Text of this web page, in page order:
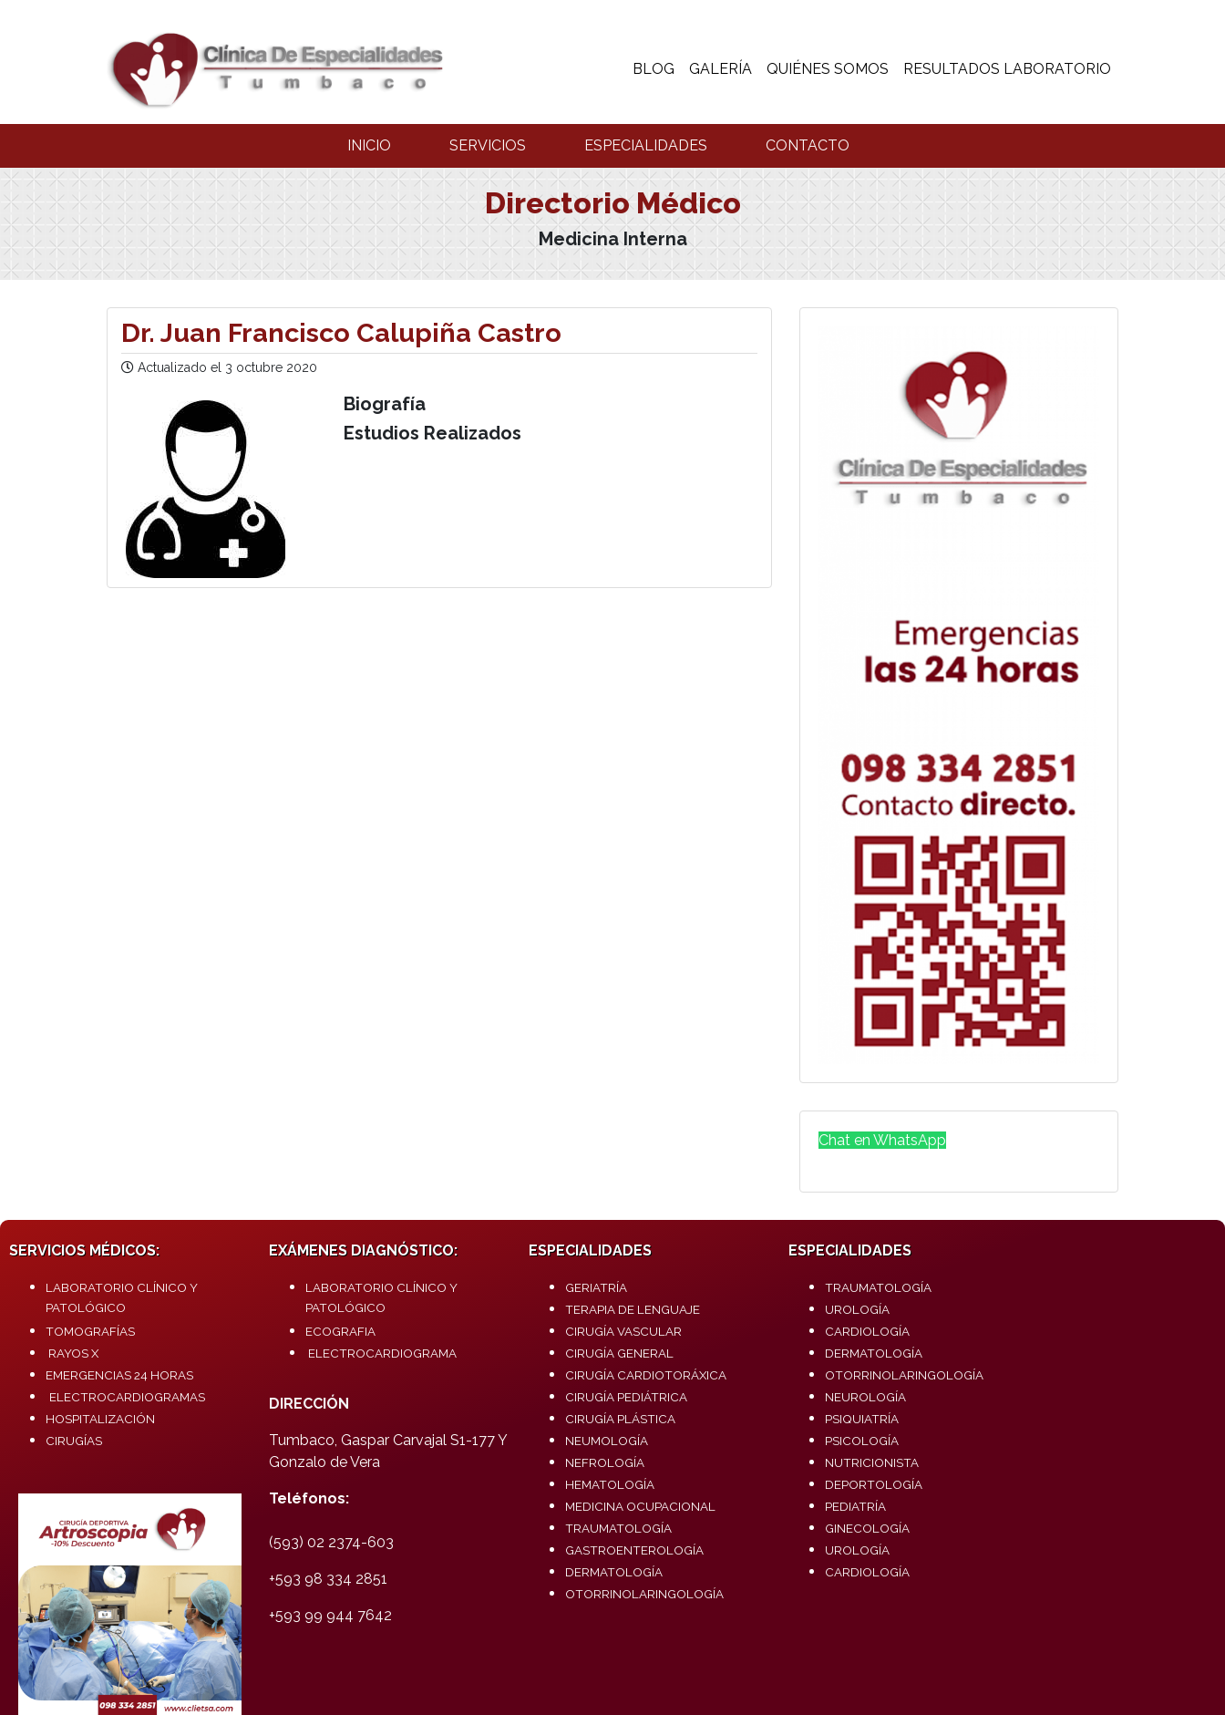
BLOG GALERÍA QUIÉNES SOMOS RESULTADOS LABORATORIO
INICIO SERVICIOS ESPECIALIDADES CONTACTO
Directorio Médico
Medicina Interna
Dr. Juan Francisco Calupiña Castro
Actualizado el 3 octubre 2020
Biografía
Estudios Realizados
Chat en WhatsApp
SERVICIOS MÉDICOS:
LABORATORIO CLÍNICO Y
PATOLÓGICO
TOMOGRAFÍAS
RAYOS X
EMERGENCIAS 24 HORAS
ELECTROCARDIOGRAMAS
HOSPITALIZACIÓN
CIRUGÍAS
EXÁMENES DIAGNÓSTICO:
LABORATORIO CLÍNICO Y
PATOLÓGICO
ECOGRAFIA
ELECTROCARDIOGRAMA
DIRECCIÓN
Tumbaco, Gaspar Carvajal S1-177 Y
Gonzalo de Vera
Teléfonos:
(593) 02 2374-603
+593 98 334 2851
+593 99 944 7642
ESPECIALIDADES
GERIATRÍA
TERAPIA DE LENGUAJE
CIRUGÍA VASCULAR
CIRUGÍA GENERAL
CIRUGÍA CARDIOTORÁXICA
CIRUGÍA PEDIÁTRICA
CIRUGÍA PLÁSTICA
NEUMOLOGÍA
NEFROLOGÍA
HEMATOLOGÍA
MEDICINA OCUPACIONAL
TRAUMATOLOGÍA
GASTROENTEROLOGÍA
DERMATOLOGÍA
OTORRINOLARINGOLOGÍA
ESPECIALIDADES
TRAUMATOLOGÍA
UROLOGÍA
CARDIOLOGÍA
DERMATOLOGÍA
OTORRINOLARINGOLOGÍA
NEUROLOGÍA
PSIQUIATRÍA
PSICOLOGÍA
NUTRICIONISTA
DEPORTOLOGÍA
PEDIATRÍA
GINECOLOGÍA
UROLOGÍA
CARDIOLOGÍA